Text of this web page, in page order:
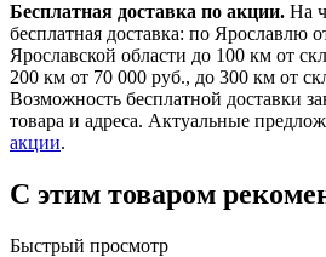
Бесплатная доставка по акции. На
бесплатная доставка: по Ярославлю
Ярославской области до 100 км от
200 км от 70 000 руб., до 300 км от
Возможность бесплатной доставки
товара и адреса. Актуальные
акции.
С этим товаром
Быстрый просмотр